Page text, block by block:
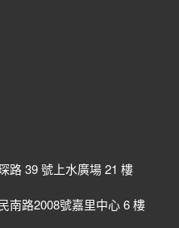
路 39 號上水廣場 21 樓
南路2008號嘉里中心 6 樓